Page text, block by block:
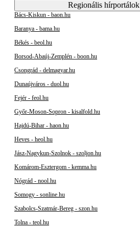
Regionális hírportálok
Bács-Kiskun - baon.hu
Baranya - bama.hu
Békés - beol.hu
Borsod-Abaúj-Zemplén - boon.hu
Csongrád - delmagyar.hu
Dunaújváros - duol.hu
Fejér - feol.hu
Győr-Moson-Sopron - kisalfold.hu
Hajdú-Bihar - haon.hu
Heves - heol.hu
Jász-Nagykun-Szolnok - szoljon.hu
Komárom-Esztergom - kemma.hu
Nógrád - nool.hu
Somogy - sonline.hu
Szabolcs-Szatmár-Bereg - szon.hu
Tolna - teol.hu